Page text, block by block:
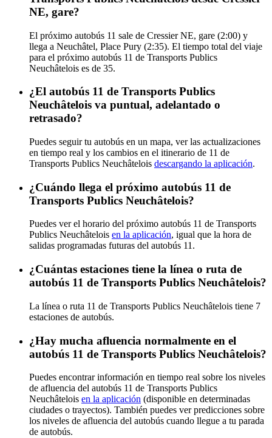
NE, gare?
El próximo autobús 11 sale de Cressier NE, gare (2:00) y
llega a Neuchâtel, Place Pury (2:35). El tiempo total del viaje
para el próximo autobús 11 de Transports Publics
Neuchâtelois es de 35.
¿El autobús 11 de Transports Publics
Neuchâtelois va puntual, adelantado o
retrasado?
Puedes seguir tu autobús en un mapa, ver las actualizaciones
en tiempo real y los cambios en el itinerario de 11 de
Transports Publics Neuchâtelois descargando la aplicación.
¿Cuándo llega el próximo autobús 11 de
Transports Publics Neuchâtelois?
Puedes ver el horario del próximo autobús 11 de Transports
Publics Neuchâtelois en la aplicación, igual que la hora de
salidas programadas futuras del autobús 11.
¿Cuántas estaciones tiene la línea o ruta de
autobús 11 de Transports Publics Neuchâtelois?
La línea o ruta 11 de Transports Publics Neuchâtelois tiene 7
estaciones de autobús.
¿Hay mucha afluencia normalmente en el
autobús 11 de Transports Publics Neuchâtelois?
Puedes encontrar información en tiempo real sobre los niveles
de afluencia del autobús 11 de Transports Publics
Neuchâtelois en la aplicación (disponible en determinadas
ciudades o trayectos). También puedes ver predicciones sobre
los niveles de afluencia del autobús cuando llegue a tu parada
de autobús.